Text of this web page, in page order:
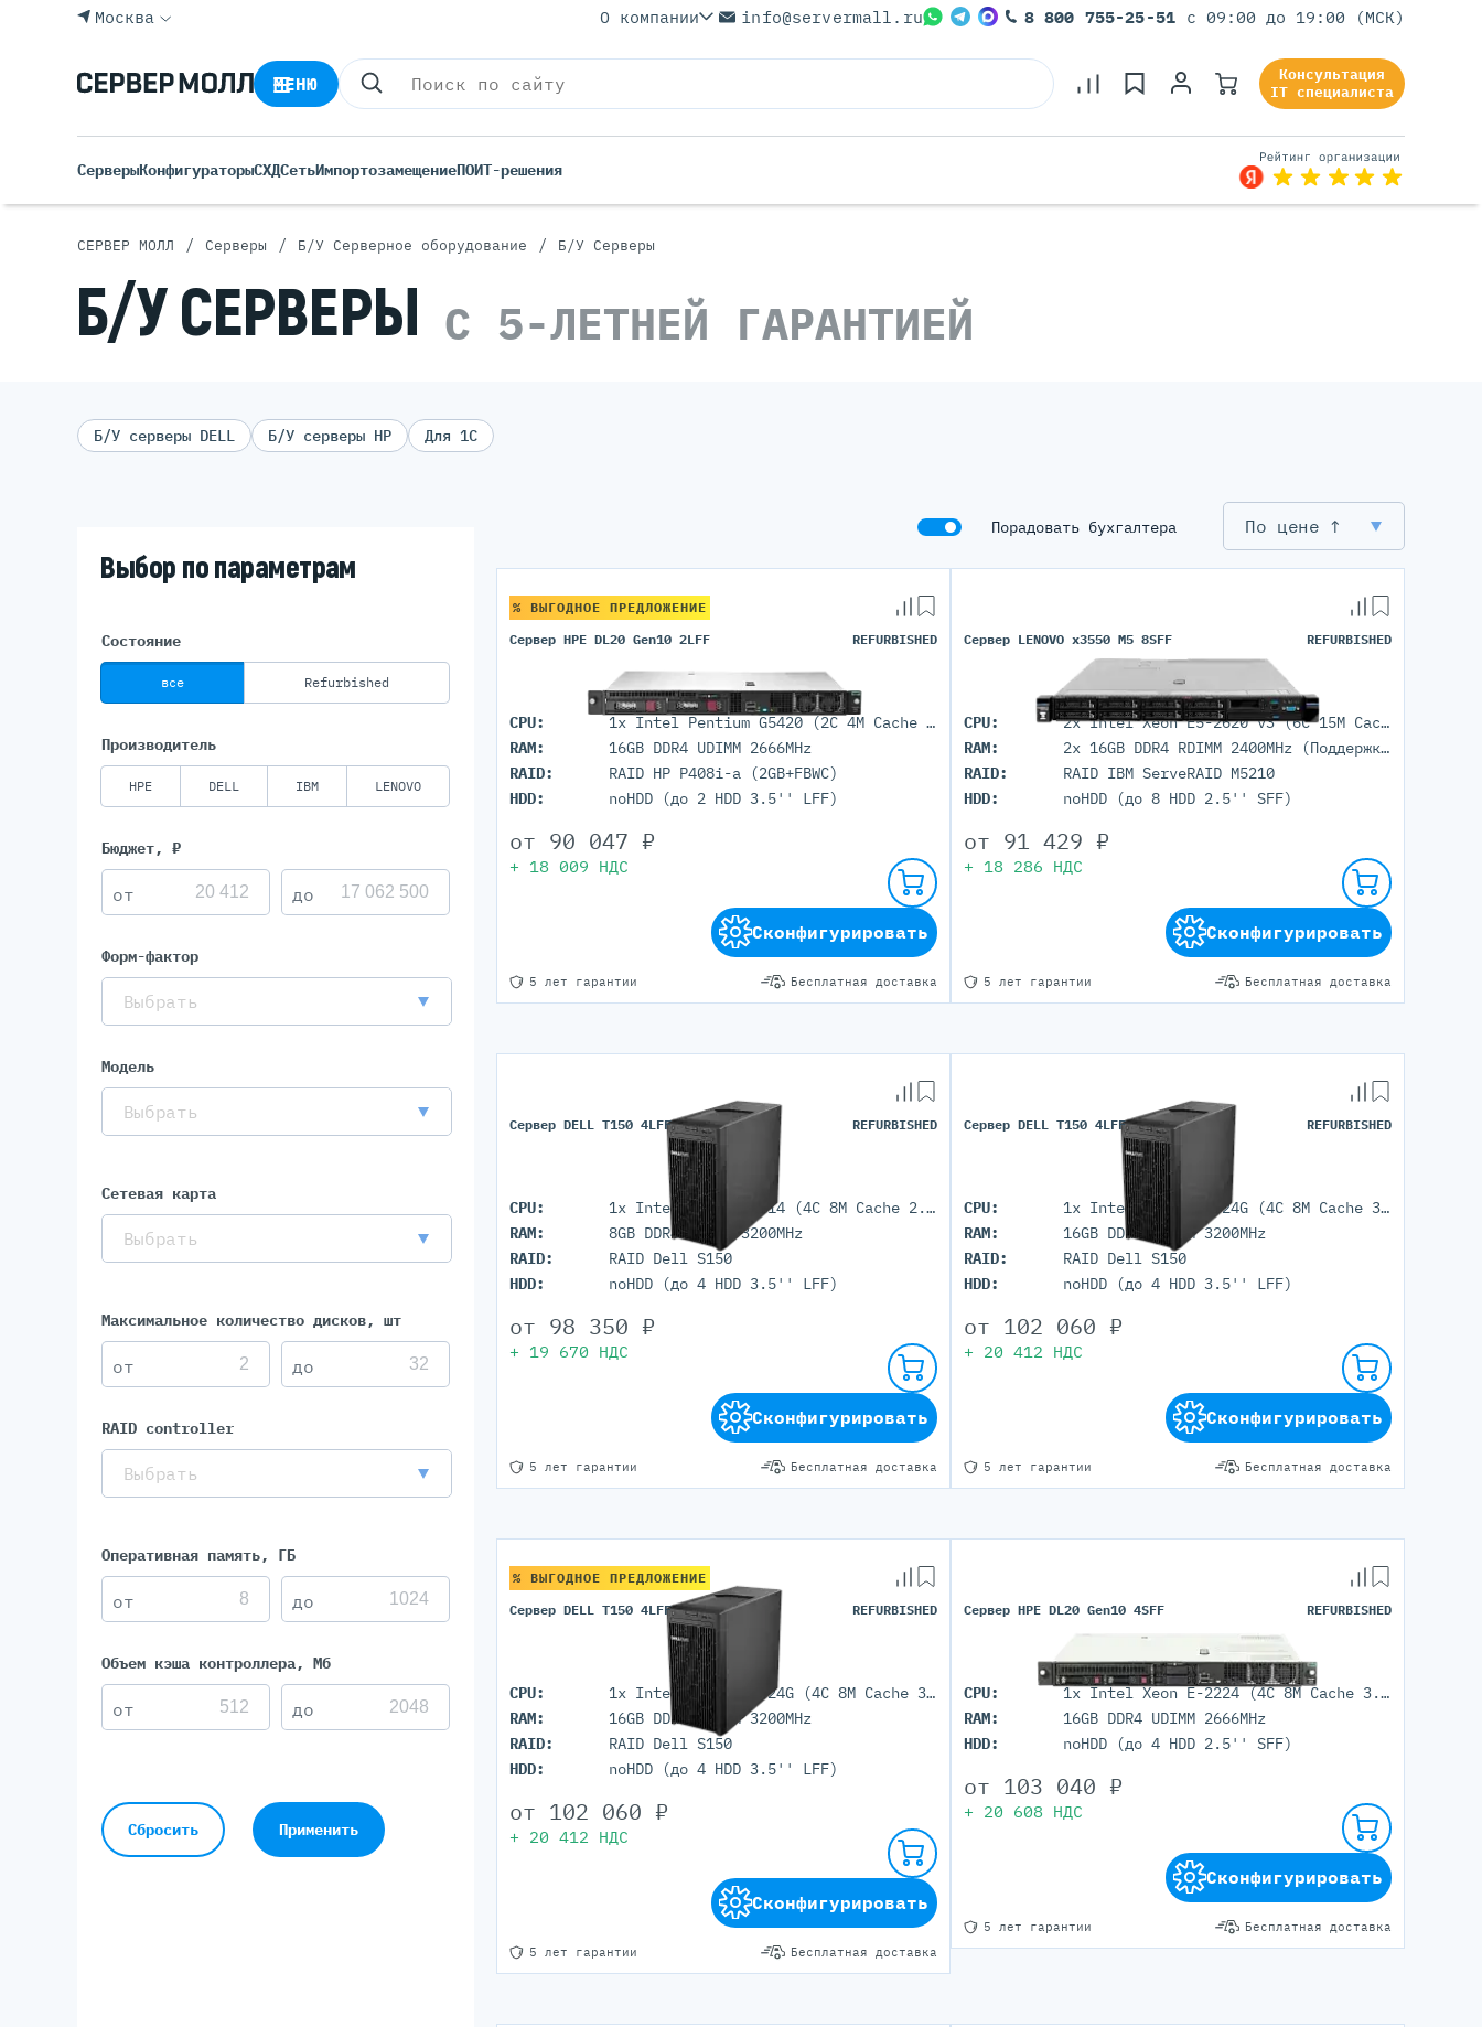
Rack Серверы
Tower Серверы
Blade Серверы
Серверы Lenovo
Серверы XFusion
Серверы Huawei Atlas
Серверы DELL
DELL G17
DELL G16
DELL G15
Серверы HP
HPE Gen10
Серверы С GPU
С GPU AMD
С GPU Huawei Ascend
С 2 GPU
С 4 GPU
С 8 GPU
Москва О компании info@servermall.ru 8 800 755-25-51 с 09:00 до 19:00 (МСК)
МЕНЮ
Консультация
IT специалиста
СерверыКонфигураторыСХДСетьИмпортозамещениеПОИТ-решения
СЕРВЕР МОЛЛ / Серверы / Б/У Серверное оборудование / Б/У Серверы
Б/У СЕРВЕРЫ С 5-ЛЕТНЕЙ ГАРАНТИЕЙ
Б/У серверы DELL Б/У серверы HP Для 1С
Выбор по параметрам
Состояние
все Refurbished
Производитель
HPE DELL IBM LENOVO
Бюджет, ₽
Форм-фактор
Выбрать
Модель
Выбрать
Сетевая карта
Выбрать
Максимальное количество дисков, шт
RAID controller
Выбрать
Оперативная память, ГБ
Объем кэша контроллера, Мб
Сбросить Применить
Порадовать бухгалтера По цене ↑
% ВЫГОДНОЕ ПРЕДЛОЖЕНИЕ
Сервер HPE DL20 Gen10 2LFF
REFURBISHED
CPU:
1x Intel Pentium G5420 (2C 4M Cache 3.80 GHz)
RAM:
16GB DDR4 UDIMM 2666MHz
RAID:
RAID HP P408i-a (2GB+FBWC)
HDD:
noHDD (до 2 HDD 3.5'' LFF)
5 лет гарантии Бесплатная доставка
от 90 047 ₽
+ 18 009 НДС
Сконфигурировать
Сервер LENOVO x3550 M5 8SFF REFURBISHED
CPU:
2x Intel Xeon E5-2620 v3 (6C 15M Cache 2.40 GHz)
RAM:
2x 16GB DDR4 RDIMM 2400MHz (Поддержка до 1536GB максимально, 24 DIMM портов)
RAID:
RAID IBM ServeRAID M5210
HDD:
noHDD (до 8 HDD 2.5'' SFF)
5 лет гарантии Бесплатная доставка
от 91 429 ₽
+ 18 286 НДС
Сконфигурировать
Сервер DELL T150 4LFF REFURBISHED
CPU:
1x Intel Xeon E-2314 (4C 8M Cache 2.80 GHz)
RAM:
8GB DDR4 UDIMM 3200MHz
RAID:
RAID Dell S150
HDD:
noHDD (до 4 HDD 3.5'' LFF)
5 лет гарантии Бесплатная доставка
от 98 350 ₽
+ 19 670 НДС
Сконфигурировать
Сервер DELL T150 4LFF REFURBISHED
CPU:
1x Intel Xeon E-2324G (4C 8M Cache 3.10 GHz)
RAM:
16GB DDR4 UDIMM 3200MHz
RAID:
RAID Dell S150
HDD:
noHDD (до 4 HDD 3.5'' LFF)
5 лет гарантии Бесплатная доставка
от 102 060 ₽
+ 20 412 НДС
Сконфигурировать
% ВЫГОДНОЕ ПРЕДЛОЖЕНИЕ
Сервер DELL T150 4LFF
REFURBISHED
CPU:
1x Intel Xeon E-2324G (4C 8M Cache 3.10 GHz)
RAM:
16GB DDR4 UDIMM 3200MHz
RAID:
RAID Dell S150
HDD:
noHDD (до 4 HDD 3.5'' LFF)
5 лет гарантии Бесплатная доставка
от 102 060 ₽
+ 20 412 НДС
Сконфигурировать
Сервер HPE DL20 Gen10 4SFF REFURBISHED
CPU:
1x Intel Xeon E-2224 (4C 8M Cache 3.40 GHz)
RAM:
16GB DDR4 UDIMM 2666MHz
HDD:
noHDD (до 4 HDD 2.5'' SFF)
5 лет гарантии Бесплатная доставка
от 103 040 ₽
+ 20 608 НДС
Сконфигурировать